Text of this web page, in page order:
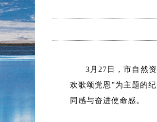
3月27日，市自然
欢歌颂党恩”为主题的
同感与奋进使命感。